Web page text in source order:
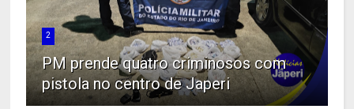
2
PM prende quatro criminosos com
pistola no centro de Japeri